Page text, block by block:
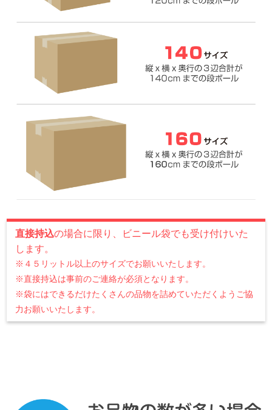
直接持込の場合に限り、ビニール袋でも受け付けいた
します。
※４５リットル以上のサイズでお願いいたします。
※直接持込は事前のご連絡が必須となります。
※袋にはできるだけたくさんの品物を詰めていただくようご協
力お願いいたします。